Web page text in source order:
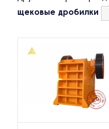
щековые дробилки